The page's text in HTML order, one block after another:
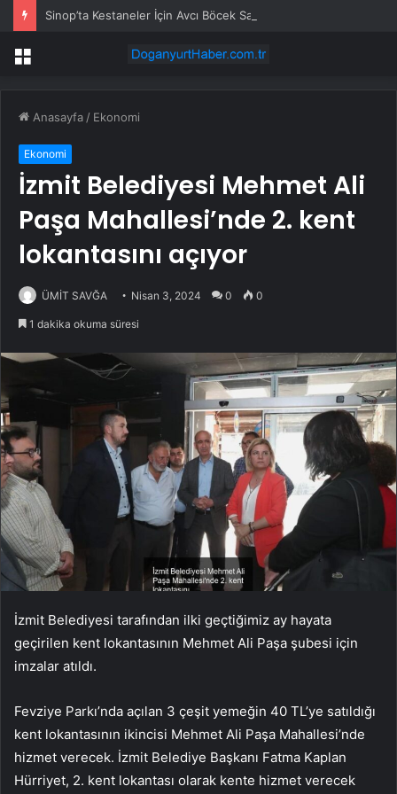
Sinop’ta Kestaneler İçin Avcı Böcek Salımı
Menü
Anasayfa / Ekonomi
Ekonomi
İzmit Belediyesi Mehmet Ali
Paşa Mahallesi’nde 2. kent
lokantasını açıyor
ÜMİT SAVĞA Nisan 3, 2024 0 0
1 dakika okuma süresi
İzmit Belediyesi tarafından ilki geçtiğimiz ay hayata
geçirilen kent lokantasının Mehmet Ali Paşa şubesi için
imzalar atıldı.
Fevziye Parkı’nda açılan 3 çeşit yemeğin 40 TL’ye satıldığı
kent lokantasının ikincisi Mehmet Ali Paşa Mahallesi’nde
hizmet verecek. İzmit Belediye Başkanı Fatma Kaplan
Hürriyet, 2. kent lokantası olarak kente hizmet verecek